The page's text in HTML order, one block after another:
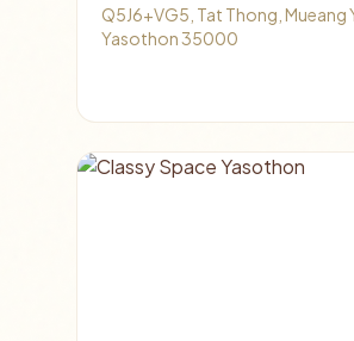
Q5J6+VG5, Tat Thong, Mueang
Yasothon 35000